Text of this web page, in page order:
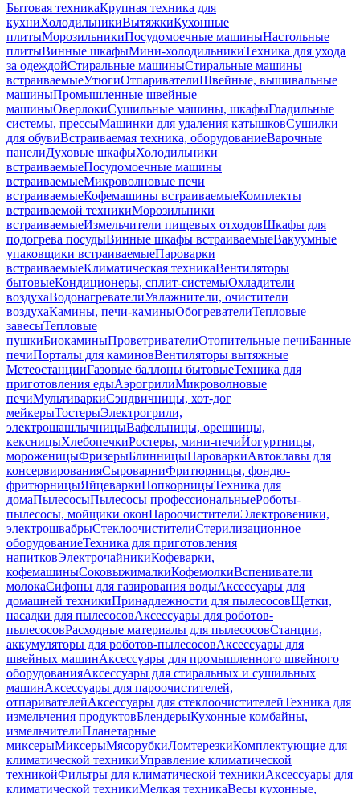
Бытовая техникаКрупная техника для
кухниХолодильникиВытяжкиКухонные
плитыМорозильникиПосудомоечные машиныНастольные
плитыВинные шкафыМини-холодильникиТехника для ухода
за одеждойСтиральные машиныСтиральные машины
встраиваемыеУтюгиОтпаривателиШвейные, вышивальные
машиныПромышленные швейные
машиныОверлокиСушильные машины, шкафыГладильные
системы, прессыМашинки для удаления катышковСушилки
для обувиВстраиваемая техника, оборудованиеВарочные
панелиДуховые шкафыХолодильники
встраиваемыеПосудомоечные машины
встраиваемыеМикроволновые печи
встраиваемыеКофемашины встраиваемыеКомплекты
встраиваемой техникиМорозильники
встраиваемыеИзмельчители пищевых отходовШкафы для
подогрева посудыВинные шкафы встраиваемыеВакуумные
упаковщики встраиваемыеПароварки
встраиваемыеКлиматическая техникаВентиляторы
бытовыеКондиционеры, сплит-системыОхладители
воздухаВодонагревателиУвлажнители, очистители
воздухаКамины, печи-каминыОбогревателиТепловые
завесыТепловые
пушкиБиокаминыПроветривателиОтопительные печиБанные
печиПорталы для каминовВентиляторы вытяжные
МетеостанцииГазовые баллоны бытовыеТехника для
приготовления едыАэрогрилиМикроволновые
печиМультиваркиСэндвичницы, хот-дог
мейкерыТостерыЭлектрогрили,
электрошашлычницыВафельницы, орешницы,
кексницыХлебопечкиРостеры, мини-печиЙогуртницы,
мороженицыФризерыБлинницыПароваркиАвтоклавы для
консервированияСыроварниФритюрницы, фондю-
фритюрницыЯйцеваркиПопкорницыТехника для
домаПылесосыПылесосы профессиональныеРоботы-
пылесосы, мойщики оконПароочистителиЭлектровеники,
электрошвабрыСтеклоочистителиСтерилизационное
оборудованиеТехника для приготовления
напитковЭлектрочайникиКофеварки,
кофемашиныСоковыжималкиКофемолкиВспениватели
молокаСифоны для газирования водыАксессуары для
домашней техникиПринадлежности для пылесосовЩетки,
насадки для пылесосовАксессуары для роботов-
пылесосовРасходные материалы для пылесосовСтанции,
аккумуляторы для роботов-пылесосовАксессуары для
швейных машинАксессуары для промышленного швейного
оборудованияАксессуары для стиральных и сушильных
машинАксессуары для пароочистителей,
отпаривателейАксессуары для стеклоочистителейТехника для
измельчения продуктовБлендерыКухонные комбайны,
измельчителиПланетарные
миксерыМиксерыМясорубкиЛомтерезкиКомплектующие для
климатической техникиУправление климатической
техникойФильтры для климатической техникиАксессуары для
климатической техникиМелкая техникаВесы кухонные,